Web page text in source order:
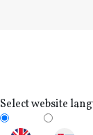
Select website